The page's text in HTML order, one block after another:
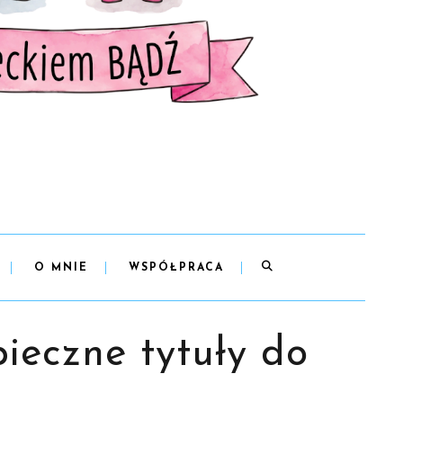
O MNIE WSPÓŁPRACA
tytuły do